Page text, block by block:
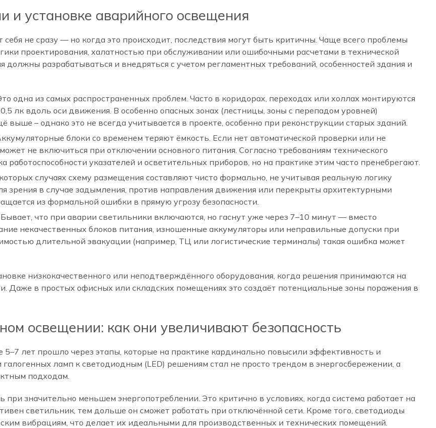
и установке аварийного освещения
не сразу — но когда это происходит, последствия могут быть критичны. Чаще всего проблемы
проектирования, халатностью при обслуживании или ошибочными расчетами в технической
разрабатываться и внедряться с учетом регламентных требований, особенностей здания и
одна из самых распространенных проблем. Часто в коридорах, переходах или холлах монтируются
лк вдоль оси движения. В особенно опасных зонах (лестницы, зоны с перепадом уровней)
– однако это не всегда учитывается в проекте, особенно при реконструкции старых зданий.
блоки со временем теряют ёмкость. Если нет автоматической проверки или не
не включиться при отключении основного питания. Согласно требованиям технического
указателей и осветительных приборов, но на практике этим часто пренебрегают.
случаях схему размещения составляют чисто формально, не учитывая реальную логику
зрения в случае задымления, против направления движения или перекрыты архитектурными
из формальной ошибки в прямую угрозу безопасности.
Бывает, что при аварии светильники включаются, но гаснут уже через 7–10 минут — вместо
некачественных блоков питания, изношенные аккумуляторы или неправильные допуски при
длительной эвакуации (например, ТЦ или логистические терминалы) такая ошибка может
низкокачественного или неподтверждённого оборудования, когда решения принимаются на
Даже в простых офисных или складских помещениях это создаёт потенциальные зоны поражения в
освещении: как они увеличивают безопасность
лет прошло через этапы, которые на практике кардинально повысили эффективность и
ламп к светодиодным (LED) решениям стал не просто трендом в энергосбережении, а
подходам.
значительно меньшем энергопотреблении. Это критично в условиях, когда система работает на
светильник, тем дольше он сможет работать при отключённой сети. Кроме того, светодиоды
вибрациям, что делает их идеальными для производственных и технических помещений.